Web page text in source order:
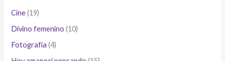
Cine(19)
Divino femenino (10)
Fotografía (4)